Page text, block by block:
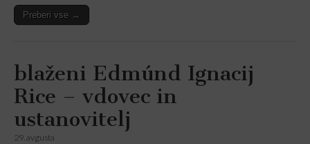
Preberi vse →
blaženi Edmúnd Ignacij
Rice – vdovec in
ustanovitelj
29. avgusta